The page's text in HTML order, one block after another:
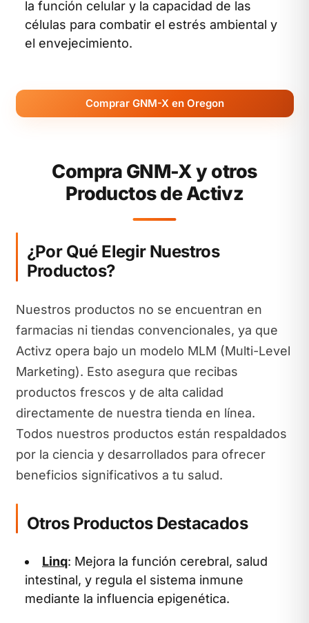
la función celular y la capacidad de las
células para combatir el estrés ambiental y
el envejecimiento.
Comprar GNM-X en Oregon
Compra GNM-X y otros
Productos de Activz
¿Por Qué Elegir Nuestros
Productos?
Nuestros productos no se encuentran en
farmacias ni tiendas convencionales, ya que
Activz opera bajo un modelo MLM (Multi-Level
Marketing). Esto asegura que recibas
productos frescos y de alta calidad
directamente de nuestra tienda en línea.
Todos nuestros productos están respaldados
por la ciencia y desarrollados para ofrecer
beneficios significativos a tu salud.
Otros Productos Destacados
Linq: Mejora la función cerebral, salud
intestinal, y regula el sistema inmune
mediante la influencia epigenética.